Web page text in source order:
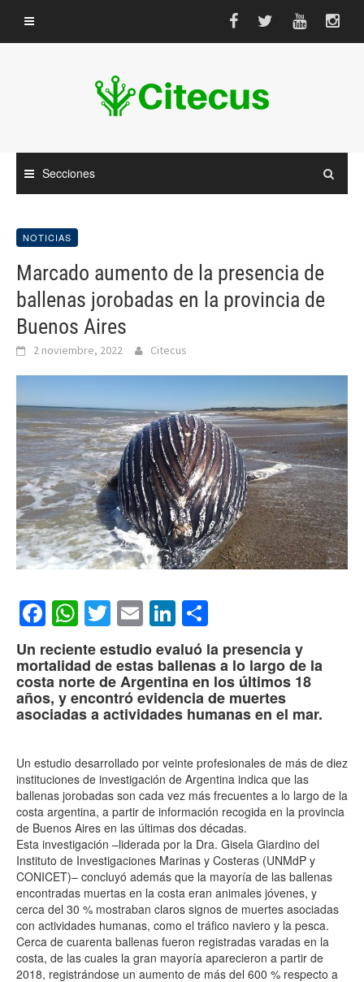
contenido
Secciones
NOTICIAS
Marcado aumento de la presencia de
ballenas jorobadas en la provincia de
Buenos Aires
2 noviembre, 2022 Citecus
Facebook
WhatsApp
Twitter
EmailLinkedIn
Un reciente estudio evaluó la presencia y
mortalidad de estas ballenas a lo largo de la
costa norte de Argentina en los últimos 18
años, y encontró evidencia de muertes
asociadas a actividades humanas en el mar.
Un estudio desarrollado por veinte profesionales de más de diez
instituciones de investigación de Argentina indica que las
ballenas jorobadas son cada vez más frecuentes a lo largo de la
costa argentina, a partir de información recogida en la provincia
de Buenos Aires en las últimas dos décadas.
Esta investigación –liderada por la Dra. Gisela Giardino del
Instituto de Investigaciones Marinas y Costeras (UNMdP y
CONICET)– concluyó además que la mayoría de las ballenas
encontradas muertas en la costa eran animales jóvenes, y
cerca del 30 % mostraban claros signos de muertes asociadas
con actividades humanas, como el tráfico naviero y la pesca.
Cerca de cuarenta ballenas fueron registradas varadas en la
costa, de las cuales la gran mayoría aparecieron a partir de
2018, registrándose un aumento de más del 600 % respecto a